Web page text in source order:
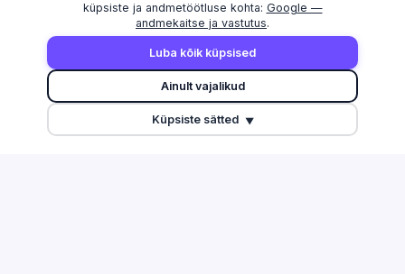
AVASTAMA
Edetabel
MAAKONNAD
Harju maakond
Tartu maakond
Pärnu maakond
küpsiste ja andmetöötluse kohta: Google —
andmekaitse ja vastutus.
Luba kõik küpsised
Ainult vajalikud
Küpsiste sätted ▼